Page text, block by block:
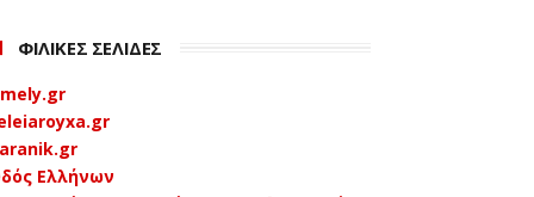
ΦΙΛΙΚΕΣ ΣΕΛΙΔΕΣ
Ελλήνων